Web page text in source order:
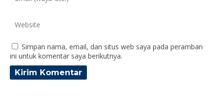
Simpan nama, email, dan situs web saya pada peramban
ini untuk komentar saya berikutnya.